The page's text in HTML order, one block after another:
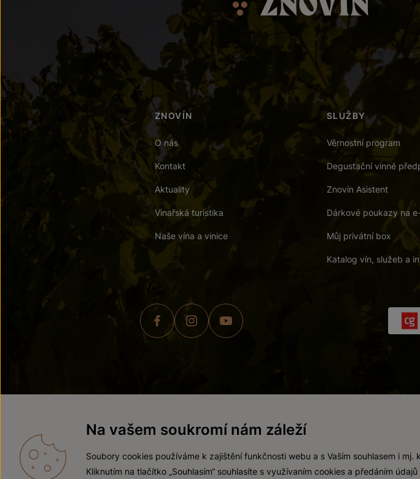
ZNOVÍN
O nás
Kontakt
Aktuality
Vinařská turistika
Naše vína a vinice
SLUŽBY
Věrnostní program
Degustační vinné
Znovín Asistent
Dárkové poukazy na
Můj privátní box
Katalog vín, služeb a
Zákaz prodeje alkoholických
Vytvořil
Na vašem soukromí nám záleží
Soubory cookies používáme k zajištění funkčnosti webu a s Vaším souhlasem i
Kliknutím na tlačítko „Souhlasím“ souhlasíte s využívaním cookies a předáním